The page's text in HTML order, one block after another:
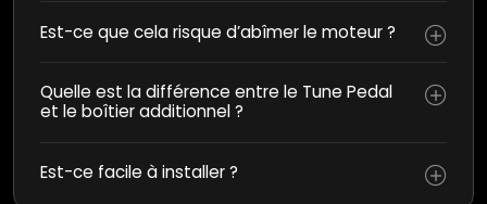
Est-ce que cela risque d’abîmer le moteur ?
Quelle est la différence entre le Tune Pedal
et le boîtier additionnel ?
Est-ce facile à installer ?